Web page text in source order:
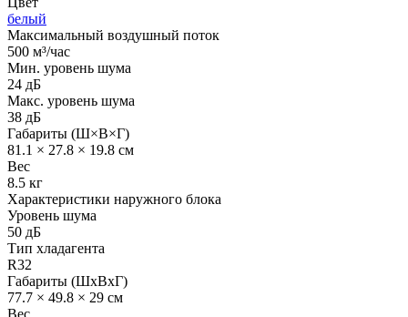
белый
Максимальный воздушный поток
500 м³/час
Мин. уровень шума
24 дБ
Макс. уровень шума
38 дБ
Габариты (Ш×В×Г)
81.1 × 27.8 × 19.8 см
Вес
8.5 кг
Характеристики наружного блока
Уровень шума
50 дБ
Тип хладагента
R32
Габариты (ШхВхГ)
77.7 × 49.8 × 29 см